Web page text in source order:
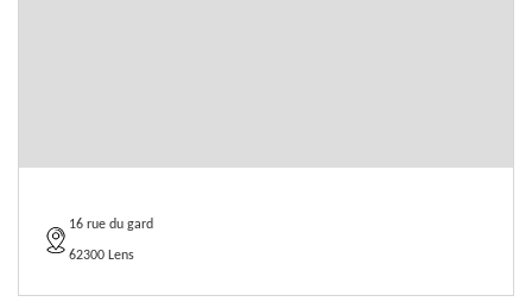
16 rue du gard
62300 Lens